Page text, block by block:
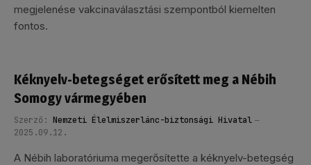
megjelenése vakcinaválasztási szempontból kiemelten
fontos.
Kéknyelv-betegséget erősített meg a Nébih
Somogy vármegyében
Szerző: Nemzeti Élelmiszerlánc-biztonsági Hivatal
2025.09.12.
A Nébih laboratóriuma megerősítette a kéknyelv-betegség